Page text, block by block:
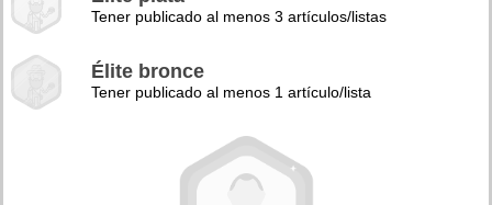
Tener publicado al menos 3 artículos/listas
Élite bronce
Tener publicado al menos 1 artículo/lista